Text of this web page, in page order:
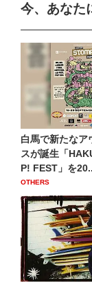
今、あなた
白馬で新たなア
スが誕生「
P! FEST」を
OTHERS